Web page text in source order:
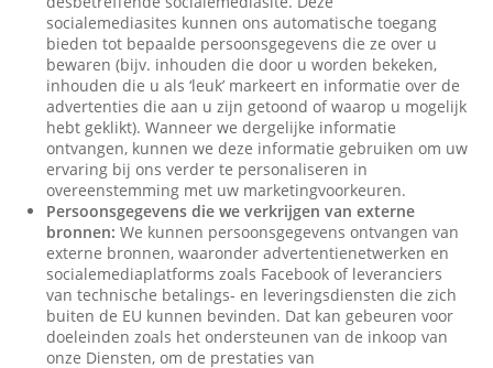
socialemediasites kunnen ons automatische toegang
bieden tot bepaalde persoonsgegevens die ze over u
bewaren (bijv. inhouden die door u worden bekeken,
inhouden die u als ‘leuk’ markeert en informatie over de
advertenties die aan u zijn getoond of waarop u mogelijk
hebt geklikt). Wanneer we dergelijke informatie
ontvangen, kunnen we deze informatie gebruiken om uw
ervaring bij ons verder te personaliseren in
overeenstemming met uw marketingvoorkeuren.
Persoonsgegevens die we verkrijgen van externe
bronnen: We kunnen persoonsgegevens ontvangen van
externe bronnen, waaronder advertentienetwerken en
socialemediaplatforms zoals Facebook of leveranciers
van technische betalings- en leveringsdiensten die zich
buiten de EU kunnen bevinden. Dat kan gebeuren voor
doeleinden zoals het ondersteunen van de inkoop van
onze Diensten, om de prestaties van